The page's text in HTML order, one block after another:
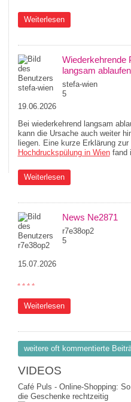
Weiterlesen
über Warum Video-Content
braucht
Wiederkehrende
langsam
stefa-wien
5
19.06.2026
Bei wiederkehrend langsam
kann die Ursache auch weiter
liegen. Eine kurze Erklärung zur
Hochdruckspülung in Wienfand
Weiterlesen
über Wiederkehrende Probleme
ablaufendem Wasser
News Ne2871
r7e38op2
5
15.07.2026
Weiterlesen
über News Ne2871
weitere oft kommentierte
VIDEOS
Café Puls - Online-Shopping:
die Geschenke rechtzeitig